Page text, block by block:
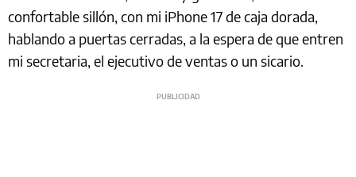
confortable sillón, con mi iPhone 17 de caja dorada,
hablando a puertas cerradas, a la espera de que entren
mi secretaria, el ejecutivo de ventas o un sicario.